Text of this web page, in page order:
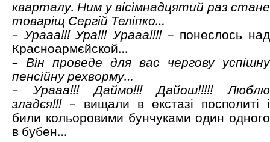
кварталу. Ним у вісімнадцятий раз стане
товаріщ Сергій Теліпко…
– Урааа!!! Ура!!! Урааа!!!! – понеслось над
Красноармєйской…
– Він проведе для вас чергову успішну
пенсійну рехворму…
– Урааа!!! Даймо!!! Дайош!!!!! Люблю
зладєя!!! – вищали в екстазі посполиті і
били кольоровими бунчуками один одного
в бубен…